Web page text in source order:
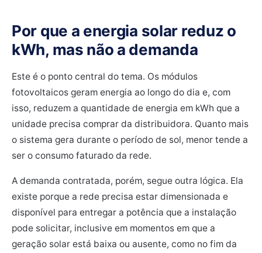
Por que a energia solar reduz o
kWh, mas não a demanda
Este é o ponto central do tema. Os módulos
fotovoltaicos geram energia ao longo do dia e, com
isso, reduzem a quantidade de energia em kWh que a
unidade precisa comprar da distribuidora. Quanto mais
o sistema gera durante o período de sol, menor tende a
ser o consumo faturado da rede.
A demanda contratada, porém, segue outra lógica. Ela
existe porque a rede precisa estar dimensionada e
disponível para entregar a potência que a instalação
pode solicitar, inclusive em momentos em que a
geração solar está baixa ou ausente, como no fim da